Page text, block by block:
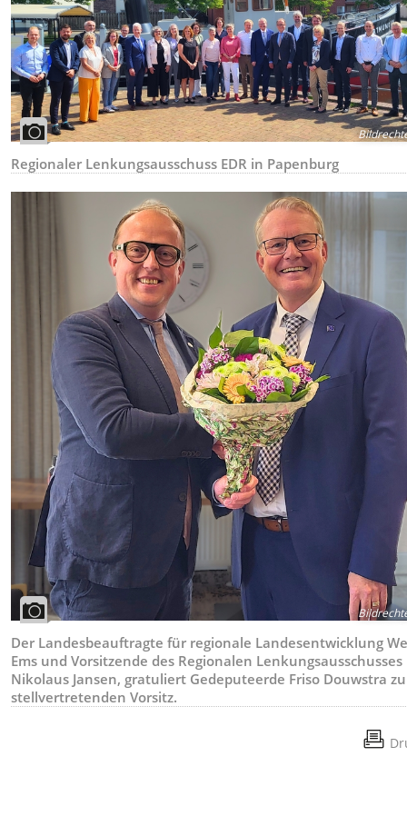
Regionaler Lenkungsausschuss EDR in Papenburg
Der Landesbeauftragte für regionale Landesentwicklung
Ems und Vorsitzende des Regionalen Lenkungsausschusses
Nikolaus Jansen, gratuliert Gedeputeerde Friso Douwstra
stellvertretenden Vorsitz.